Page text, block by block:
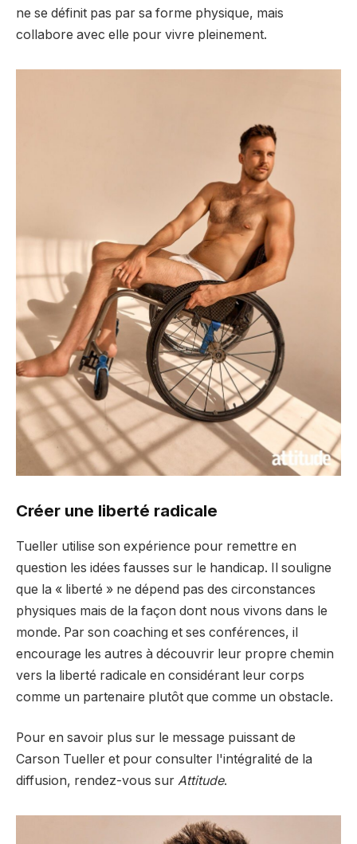
ne se définit pas par sa forme physique, mais
collabore avec elle pour vivre pleinement.
Créer une liberté radicale
Tueller utilise son expérience pour remettre en
question les idées fausses sur le handicap. Il souligne
que la « liberté » ne dépend pas des circonstances
physiques mais de la façon dont nous vivons dans le
monde. Par son coaching et ses conférences, il
encourage les autres à découvrir leur propre chemin
vers la liberté radicale en considérant leur corps
comme un partenaire plutôt que comme un obstacle.
Pour en savoir plus sur le message puissant de
Carson Tueller et pour consulter l'intégralité de la
diffusion, rendez-vous sur Attitude.